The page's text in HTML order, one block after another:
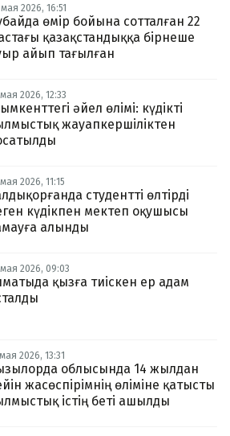
2026, 16:51
өмір бойына сотталған 22
қазақстандыққа бірнеше
айып тағылған
2026, 12:33
әйел өлімі: күдікті
жауапкершіліктен
2026, 11:15
студентті өлтірді
күдікпен мектеп оқушысы
алынды
2026, 09:03
қызға тиіскен ер адам
2026, 13:31
облысында 14 жылдан
жасөспірімнің өліміне қатысты
істің беті ашылды